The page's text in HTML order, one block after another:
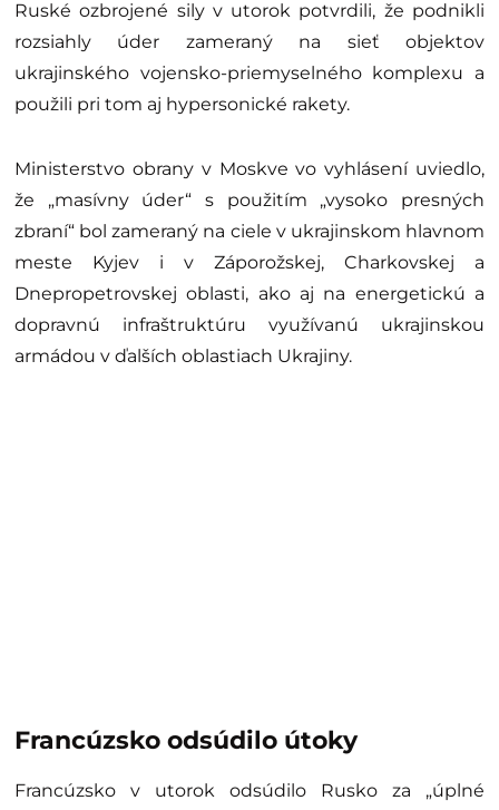
Ruské ozbrojené sily v utorok potvrdili, že podnikli
rozsiahly úder zameraný na sieť objektov
ukrajinského vojensko-priemyselného komplexu a
použili pri tom aj hypersonické rakety.
Ministerstvo obrany v Moskve vo vyhlásení uviedlo,
že „masívny úder“ s použitím „vysoko presných
zbraní“ bol zameraný na ciele v ukrajinskom hlavnom
meste Kyjev i v Záporožskej, Charkovskej a
Dnepropetrovskej oblasti, ako aj na energetickú a
dopravnú infraštruktúru využívanú ukrajinskou
armádou v ďalších oblastiach Ukrajiny.
Francúzsko odsúdilo útoky
Francúzsko v utorok odsúdilo Rusko za „úplné